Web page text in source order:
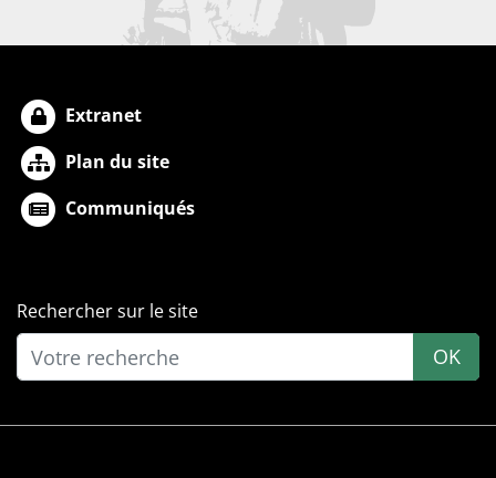
Extranet
Plan du site
Communiqués
Rechercher sur le site
OK